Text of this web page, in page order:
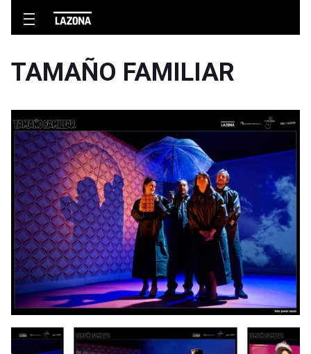
TAMAÑO FAMILIAR